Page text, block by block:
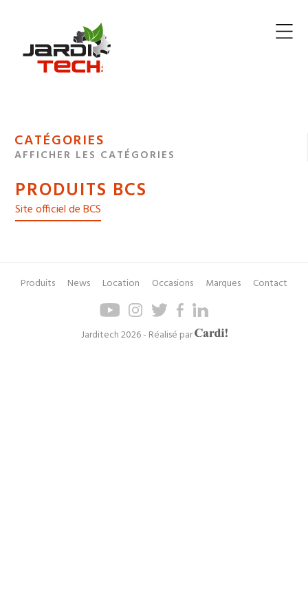
Jarditech
MENU
DE
DES
CATÉGORIES
AFFICHER LES CATÉGORIES
PRODUITS BCS
Site officiel de BCS
Pied
Menu
navigation
Produits News Location Occasions Marques Contact
Jarditech 2026 - Réalisé par
Axel